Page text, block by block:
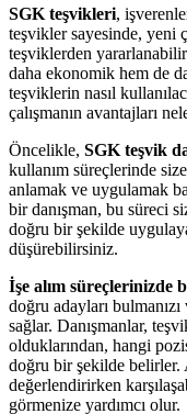
SGK teşvikleri,
teşvikler sayesinde, yeni
teşviklerden
daha ekonomik hem de
teşviklerin nasıl
çalışmanın avantajları
Öncelikle, SGK teşvik
kullanım süreçlerinde
anlamak ve uygulamak
bir danışman, bu süreci
doğru bir şekilde
düşürebilirsiniz.
İşe alım süreçlerinizde
doğru adayları bulmanızı
sağlar. Danışmanlar,
olduklarından, hangi
doğru bir şekilde
değerlendirirken
görmenize yardımcı olur.